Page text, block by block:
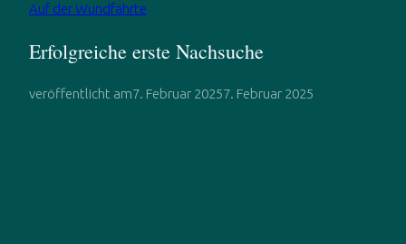
Auf der Wundfährte
Erfolgreiche erste Nachsuche
veröffentlicht am7. Februar 20257. Februar 2025